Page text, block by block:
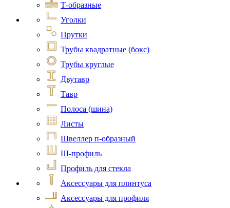
Т-образные
Уголки
Прутки
Трубы квадратные (бокс)
Трубы круглые
Двутавр
Тавр
Полоса (шина)
Листы
Швеллер п-образный
Ш-профиль
Профиль для стекла
Аксессуары для плинтуса
Аксессуары для профиля